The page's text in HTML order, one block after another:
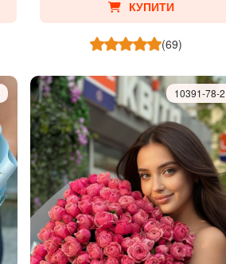
КУПИТИ
(69)
10391-78-2